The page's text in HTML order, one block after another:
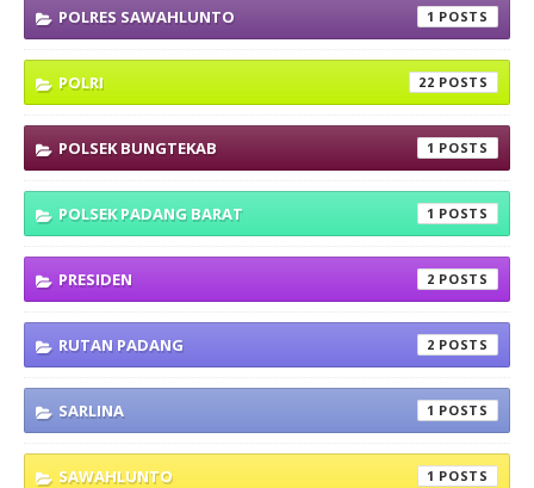
POLRES SAWAHLUNTO 1
POLRI 22
POLSEK BUNGTEKAB 1
POLSEK PADANG BARAT 1
PRESIDEN 2
RUTAN PADANG 2
SARLINA 1
SAWAHLUNTO 1